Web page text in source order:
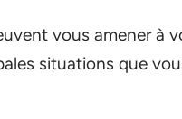
vous amener à
situations que